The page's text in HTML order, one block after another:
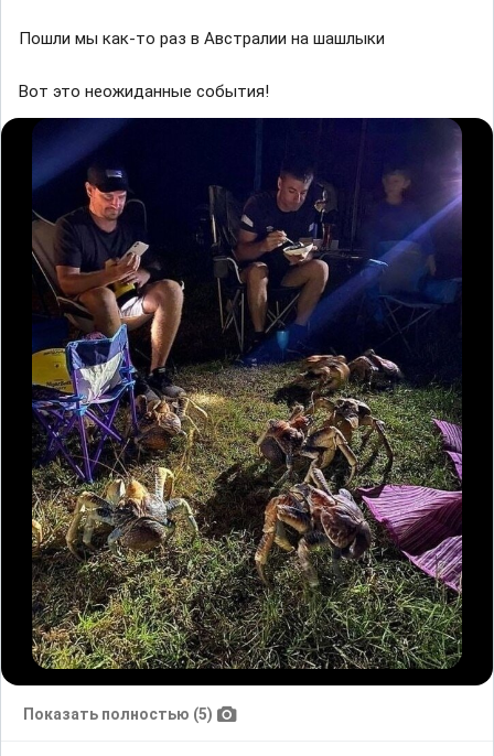
Пошли мы как-то раз в Австралии на шашлыки
Вот это неожиданные события!
Показать полностью (5)